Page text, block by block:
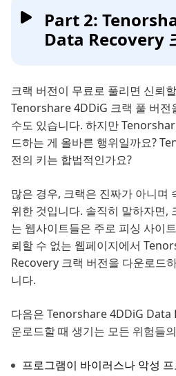
Part 2:
Data Recovery
크랙 버전이 무료로 풀리면 신뢰
Tenorshare 4DDiG 크랙 풀 버전
수도 있습니다. 하지만
드하는 게 올바른 행위일까요?
전의 키는 합법적인가요?
많은 경우, 크랙은 진짜가 아니며
위한 것입니다. 솔직히 말하자면,
는 웹사이트들은 주로 피싱 사이
뢰할 수 없는 웹페이지에서
Recovery 크랙 버전을 다운로드
니다.
다음은 Tenorshare 4DDiG Data
운로드할 때 생기는 모든 위험들
프로그램이 바이러스나 악성